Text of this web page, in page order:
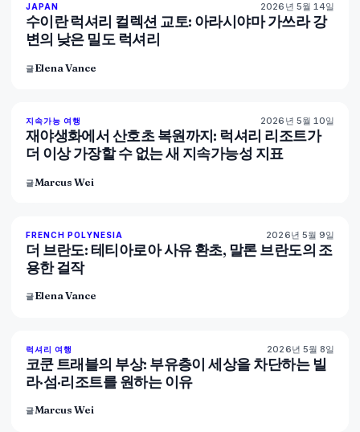
93% 44
JAPAN 2026년 5월 14일
수이란 럭셔리 컬렉션 교토: 아라시야마 가쓰라 강
변의 낮은 밀도 럭셔리
글Elena Vance
86% 81
지속가능 여행 2026년 5월 10일
재야생화에서 산호초 복원까지: 럭셔리 리조트가
더 이상 가장할 수 없는 새 지속가능성 지표
글Marcus Wei
96% 51
FRENCH POLYNESIA 2026년 5월 9일
더 브란도: 테티아로아 사유 환초, 말론 브란도의 조
용한 걸작
글Elena Vance
82% 81
럭셔리 여행 2026년 5월 8일
코쿤 트래블의 부상: 부유층이 세상을 차단하는 빌
라·섬·리조트를 원하는 이유
글Marcus Wei